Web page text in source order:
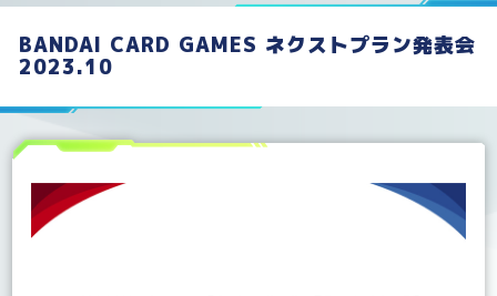
BANDAI CARD GAMES ネクストプラン発表会
2023.10